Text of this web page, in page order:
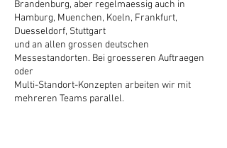
Brandenburg, aber regelmaessig auch in
Hamburg, Muenchen, Koeln, Frankfurt,
Duesseldorf, Stuttgart
und an allen grossen deutschen
Messestandorten. Bei groesseren Auftraegen
oder
Multi-Standort-Konzepten arbeiten wir mit
mehreren Teams parallel.